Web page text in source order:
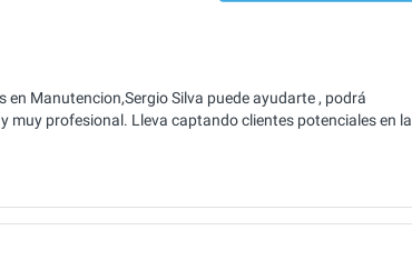
Manutencion,Sergio Silva puede ayudarte , podrá
muy profesional. Lleva captando clientes potenciales en la